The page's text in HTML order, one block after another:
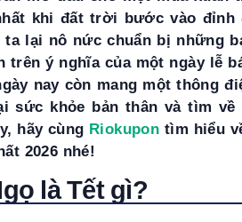
khi đất trời bước vào đỉnh
ta lại nô nức chuẩn bị những
ý nghĩa của một ngày lễ
nay còn mang một thông
sức khỏe bản thân và tìm
hãy cùng Riokupon tìm hiểu
2026 nhé!
là Tết gì?